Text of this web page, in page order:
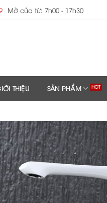
Mở cửa từ: 7h00 - 17h30
THIỆU SẢN PHẨM